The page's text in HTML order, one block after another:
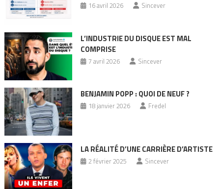
16 avril 2026 Sincever
L’INDUSTRIE DU DISQUE EST MAL
COMPRISE
7 avril 2026 Sincever
BENJAMIN POPP : QUOI DE NEUF ?
18 janvier 2026 Fredel
LA RÉALITÉ D’UNE CARRIÈRE D’ARTISTE
2 février 2025 Sincever